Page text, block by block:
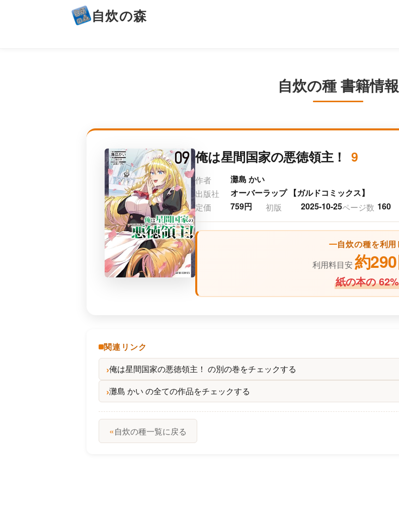
自炊の森
自炊の種 書籍情報
俺は星間国家の悪徳領主！ 9
作者
灘島 かい
出版社
オーバーラップ 【ガルドコミックス】
定価
759円 初版 2025-10-25ページ数 160
自炊の種を利
利用料目安約
紙の本の
関連リンク
俺は星間国家の悪徳領主！ の別の巻をチェックする
灘島 かい の全ての作品をチェックする
«自炊の種一覧に戻る